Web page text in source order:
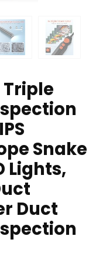
Triple
Snake
Lights,
Duct